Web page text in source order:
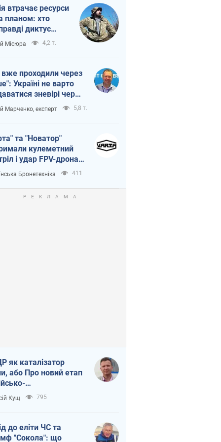
втрачає ресурси
планом: хто
диктує
війни
Місюра 4,2 т.
проходили через
Україні не варто
зневірі через
терор
Марченко, експерт 5,8 т.
та "Новатор"
кулеметний
і удар FPV-дрона,
життя
ЗСУ
Бронетехніка 411
як каталізатор
або Про новий етап
Кущ 795
до еліти ЧС та
"Сокола": що